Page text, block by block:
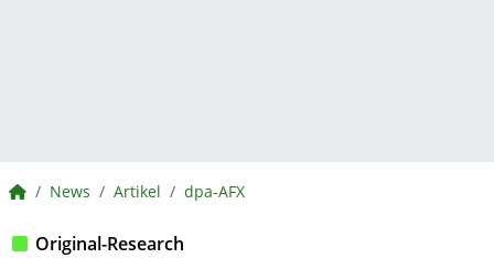
BörsenNEWS.de
News Artikel dpa-AFX
Original-Research